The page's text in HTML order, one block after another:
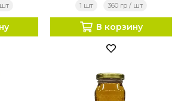
1 шт 360 гр / шт
В корзину